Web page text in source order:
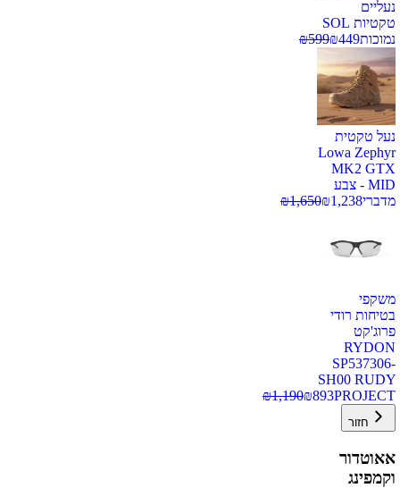
נעליים
טקטיות SOL
נמוכות
₪449
₪599
נעל טקטית
Lowa Zephyr
MK2 GTX
MID - צבע
מדברי
₪1,238
₪1,650
משקפי
בטיחות רודי
פרוג'קט
RYDON
SP537306-
SH00 RUDY
PROJECT
₪893
₪1,190
חזור
אאוטדור
וקמפינג